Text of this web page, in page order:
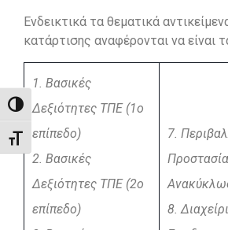
Εναλλαγή Υψηλής Αντίθεσης
Εναλλαγή Μεγέθους Γραμμάτων
Ενδεικτικά τα θεματικά
κατάρτισης αναφέρονται να είναι
1. Βασικές
Δεξιότητες ΤΠΕ (1ο
επίπεδο)
2. Βασικές
Δεξιότητες ΤΠΕ (2ο
επίπεδο)
7.
8.